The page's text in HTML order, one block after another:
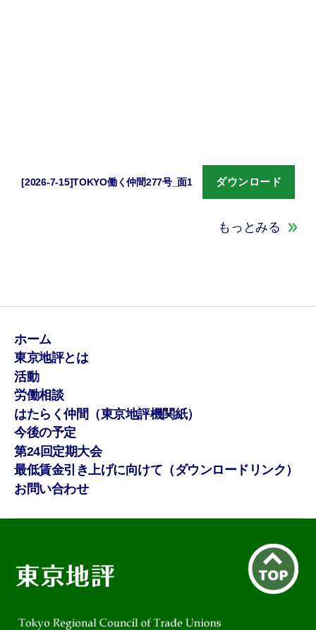
[2026-7-15]TOKYO働く仲間277号_面1 ダウンロード
もっとみる
ホーム
東京地評とは
活動
労働相談
はたらく仲間（東京地評機関紙）
今後の予定
第24回定期大会
最低賃金引き上げに向けて（ダウンロードリンク）
お問い合わせ